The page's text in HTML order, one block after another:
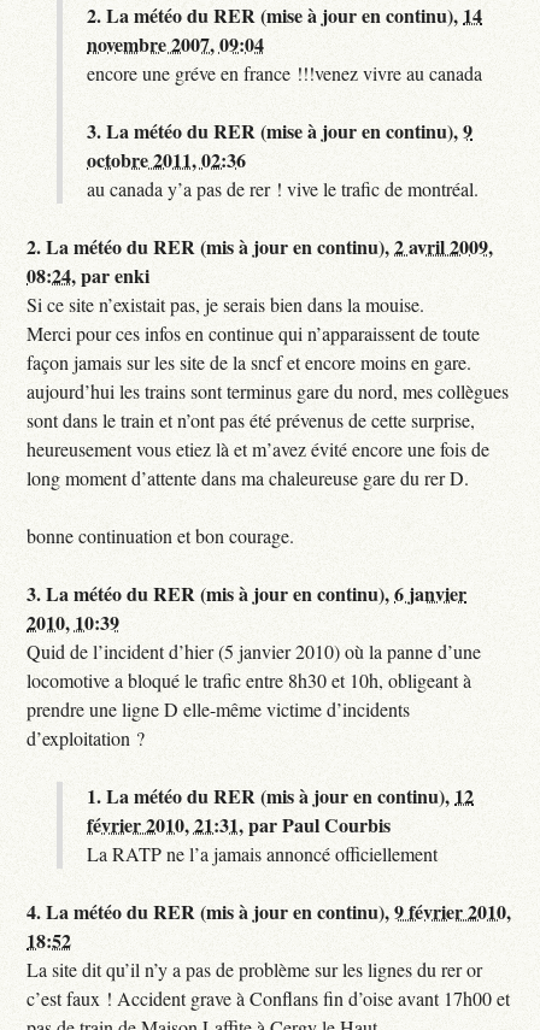
2.La météo du RER (mise à jour en continu), 14
novembre 2007, 09:04
encore une gréve en france !!!venez vivre au canada
3.La météo du RER (mise à jour en continu),9
octobre 2011, 02:36
au canada y’a pas de rer ! vive le trafic de montréal.
2.La météo du RER (mis à jour en continu),2 avril 2009,
08:24,parenki
Si ce site n’existait pas, je serais bien dans la mouise.
Merci pour ces infos en continue qui n’apparaissent de toute
façon jamais sur les site de la sncf et encore moins en gare.
aujourd’hui les trains sont terminus gare du nord, mes collègues
sont dans le train et n’ont pas été prévenus de cette surprise,
heureusement vous etiez là et m’avez évité encore une fois de
long moment d’attente dans ma chaleureuse gare du rer D.
bonne continuation et bon courage.
3.La météo du RER (mis à jour en continu),6 janvier
2010, 10:39
Quid de l’incident d’hier (5 janvier 2010) où la panne d’une
locomotive a bloqué le trafic entre 8h30 et 10h, obligeant à
prendre une ligne D elle-même victime d’incidents
d’exploitation ?
1.La météo du RER (mis à jour en continu), 12
février 2010, 21:31,parPaul Courbis
La RATP ne l’a jamais annoncé officiellement
4.La météo du RER (mis à jour en continu),9 février 2010,
18:52
La site dit qu’il n’y a pas de problème sur les lignes du rer or
c’est faux ! Accident grave à Conflans fin d’oise avant 17h00 et